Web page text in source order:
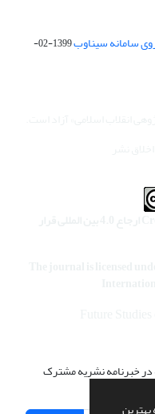
بهترین
سامانه سیناوب
1399-02-
در خبرنامه نشریه مشترک